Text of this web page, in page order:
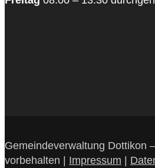
Gemeindeverwaltung Dottikon
vorbehalten | Impressum |